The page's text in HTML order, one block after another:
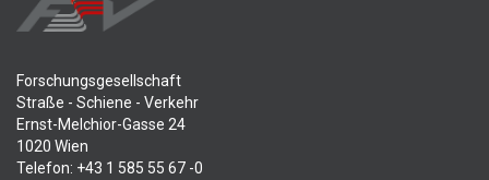
Forschungsgesellschaft
Straße - Schiene - Verkehr
Ernst-Melchior-Gasse 24
1020 Wien
Telefon: +43 1 585 55 67 -0